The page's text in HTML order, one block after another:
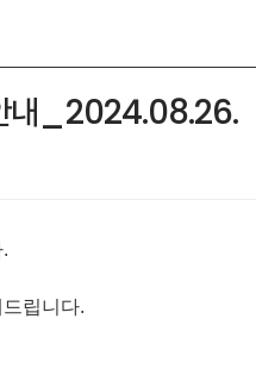
내_2024.08.26.
립니다.